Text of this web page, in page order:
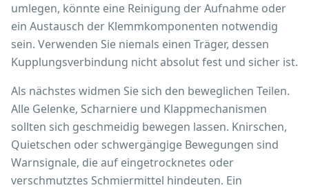
umlegen, könnte eine Reinigung der Aufnahme oder
ein Austausch der Klemmkomponenten notwendig
sein. Verwenden Sie niemals einen Träger, dessen
Kupplungsverbindung nicht absolut fest und sicher ist.
Als nächstes widmen Sie sich den beweglichen Teilen.
Alle Gelenke, Scharniere und Klappmechanismen
sollten sich geschmeidig bewegen lassen. Knirschen,
Quietschen oder schwergängige Bewegungen sind
Warnsignale, die auf eingetrocknetes oder
verschmutztes Schmiermittel hindeuten. Ein